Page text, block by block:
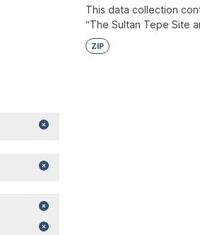
This data collection
“The Sultan Tepe Site
ZIP